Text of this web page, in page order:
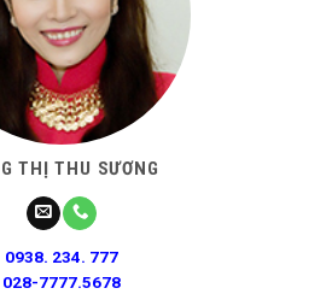
THỊ THU SƯƠNG
0938. 234. 777
028-7777.5678